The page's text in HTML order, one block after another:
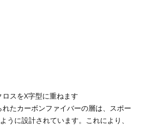
スをX字型に重ねます
たカーボンファイバーの層は、スポー
うに設計されています。これにより、